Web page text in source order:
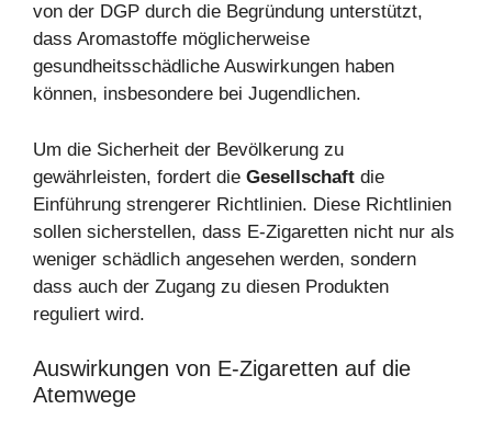
von der DGP durch die Begründung unterstützt,
dass Aromastoffe möglicherweise
gesundheitsschädliche Auswirkungen haben
können, insbesondere bei Jugendlichen.
Um die Sicherheit der Bevölkerung zu
gewährleisten, fordert die Gesellschaft die
Einführung strengerer Richtlinien. Diese Richtlinien
sollen sicherstellen, dass E-Zigaretten nicht nur als
weniger schädlich angesehen werden, sondern
dass auch der Zugang zu diesen Produkten
reguliert wird.
Auswirkungen von E-Zigaretten auf die
Atemwege